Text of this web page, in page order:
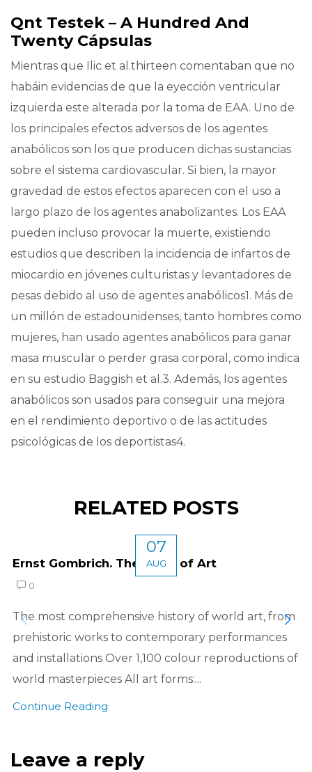
Qnt Testek – A Hundred And
Twenty Cápsulas
Mientras que Ilic et al.thirteen comentaban que no
habáin evidencias de que la eyección ventricular
izquierda este alterada por la toma de EAA. Uno de
los principales efectos adversos de los agentes
anabólicos son los que producen dichas sustancias
sobre el sistema cardiovascular. Si bien, la mayor
gravedad de estos efectos aparecen con el uso a
largo plazo de los agentes anabolizantes. Los EAA
pueden incluso provocar la muerte, existiendo
estudios que describen la incidencia de infartos de
miocardio en jóvenes culturistas y levantadores de
pesas debido al uso de agentes anabólicos1. Más de
un millón de estadounidenses, tanto hombres como
mujeres, han usado agentes anabólicos para ganar
masa muscular o perder grasa corporal, como indica
en su estudio Baggish et al.3. Además, los agentes
anabólicos son usados para conseguir una mejora
en el rendimiento deportivo o de las actitudes
psicológicas de los deportistas4.
RELATED POSTS
07
AUG
Ernst Gombrich. The Story of Art
0
The most comprehensive history of world art, from
prehistoric works to contemporary performances
and installations Over 1,100 colour reproductions of
world masterpieces All art forms:...
Continue Reading
Leave a reply